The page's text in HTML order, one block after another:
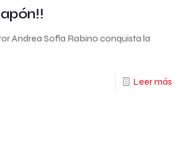
Andrea Sofia Rabino conquista la
Leer más